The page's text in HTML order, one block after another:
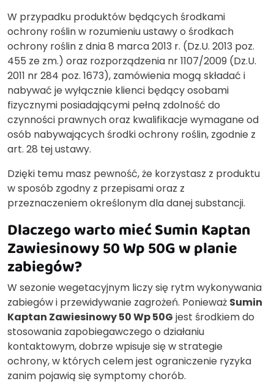
W przypadku produktów będących środkami
ochrony roślin w rozumieniu ustawy o środkach
ochrony roślin z dnia 8 marca 2013 r. (Dz.U. 2013 poz.
455 ze zm.) oraz rozporządzenia nr 1107/2009 (Dz.U.
2011 nr 284 poz. 1673), zamówienia mogą składać i
nabywać je wyłącznie klienci będący osobami
fizycznymi posiadającymi pełną zdolność do
czynności prawnych oraz kwalifikacje wymagane od
osób nabywających środki ochrony roślin, zgodnie z
art. 28 tej ustawy.
Dzięki temu masz pewność, że korzystasz z produktu
w sposób zgodny z przepisami oraz z
przeznaczeniem określonym dla danej substancji.
Dlaczego warto mieć Sumin Kaptan
Zawiesinowy 50 Wp 50G w planie
zabiegów?
W sezonie wegetacyjnym liczy się rytm wykonywania
zabiegów i przewidywanie zagrożeń. Ponieważ Sumin
Kaptan Zawiesinowy 50 Wp 50G jest środkiem do
stosowania zapobiegawczego o działaniu
kontaktowym, dobrze wpisuje się w strategie
ochrony, w których celem jest ograniczenie ryzyka
zanim pojawią się symptomy chorób.